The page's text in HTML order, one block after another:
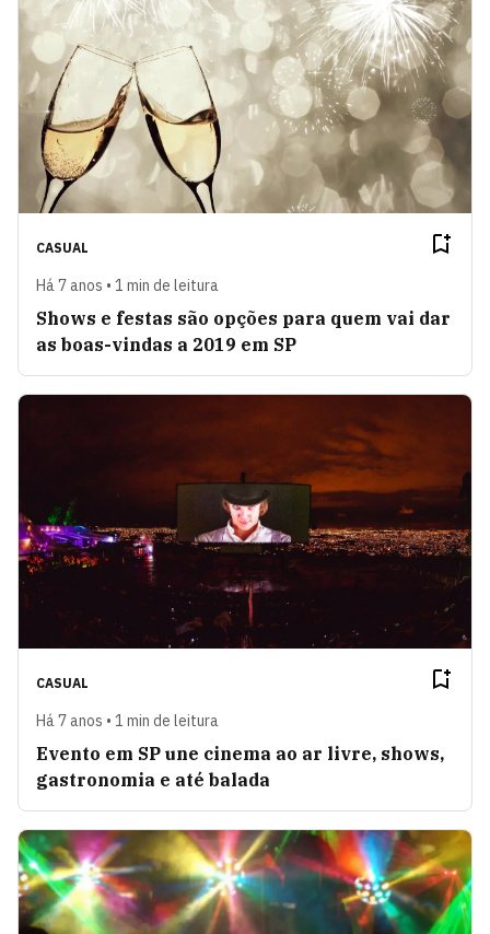
CASUAL
Há 7 anos • 1 min de leitura
Shows e festas são opções para quem vai dar
as boas-vindas a 2019 em SP
CASUAL
Há 7 anos • 1 min de leitura
Evento em SP une cinema ao ar livre, shows,
gastronomia e até balada